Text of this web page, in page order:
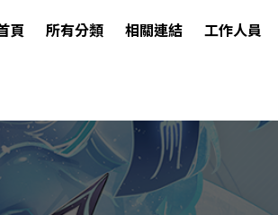
頁 所有分類 相關連結 工作人員